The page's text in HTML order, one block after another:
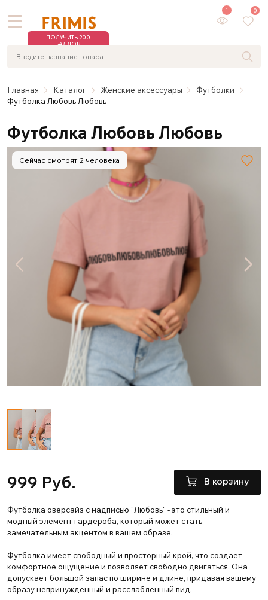
ПОЛУЧИТЬ 200
БАЛЛОВ
1 0
Главная Каталог Женские аксессуары
Футболки
Футболка Любовь Любовь
Футболка Любовь Любовь
Сейчас смотрят 2 человека
999 Руб. В корзину
Футболка оверсайз с надписью "Любовь" - это стильный и
модный элемент гардероба, который может стать
замечательным акцентом в вашем образе.
Футболка имеет свободный и просторный крой, что создает
комфортное ощущение и позволяет свободно двигаться. Она
допускает большой запас по ширине и длине, придавая вашему
образу непринужденный и расслабленный вид.